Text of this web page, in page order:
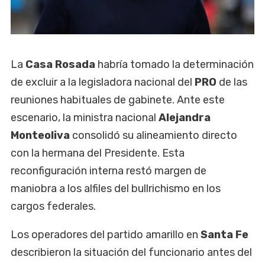
La Casa Rosada habría tomado la determinación
de excluir a la legisladora nacional del PRO de las
reuniones habituales de gabinete. Ante este
escenario, la ministra nacional Alejandra
Monteoliva consolidó su alineamiento directo
con la hermana del Presidente. Esta
reconfiguración interna restó margen de
maniobra a los alfiles del bullrichismo en los
cargos federales.
Los operadores del partido amarillo en Santa Fe
describieron la situación del funcionario antes del